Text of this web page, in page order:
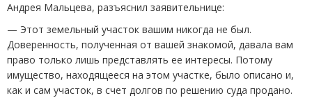
Андрея Мальцева, разъяснил заявительнице:
— Этот земельный участок вашим никогда не был.
Доверенность, полученная от вашей знакомой, давала вам
право только лишь представлять ее интересы. Потому
имущество, находящееся на этом участке, было описано и,
как и сам участок, в счет долгов по решению суда продано.